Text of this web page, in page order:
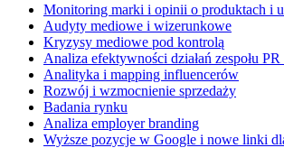
Monitoring marki i opinii o produktach i
Audyty mediowe i wizerunkowe
Kryzysy mediowe pod kontrolą
Analiza efektywności działań zespołu
Analityka i mapping influencerów
Rozwój i wzmocnienie sprzedaży
Badania rynku
Analiza employer branding
Wyższe pozycje w Google i nowe linki